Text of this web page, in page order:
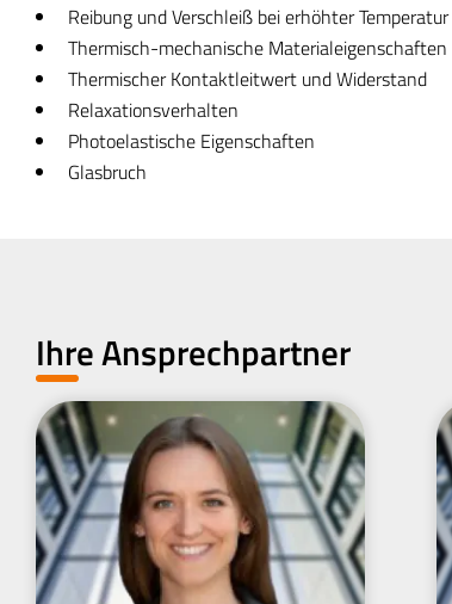
Reibung und Verschleiß bei erhöhter Temperatur
Thermisch-mechanische Materialeigenschaften
Thermischer Kontaktleitwert und Widerstand
Relaxationsverhalten
Photoelastische Eigenschaften
Glasbruch
Ihre Ansprechpartner